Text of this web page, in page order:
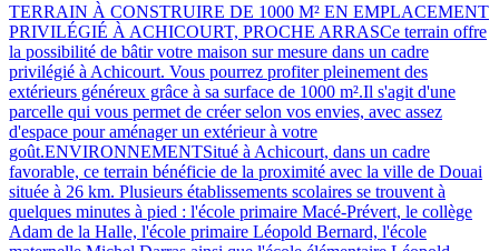
TERRAIN À CONSTRUIRE DE 1000 M² EN EMPLACEMENT
PRIVILÉGIÉ À ACHICOURT, PROCHE ARRASCe terrain offre
la possibilité de bâtir votre maison sur mesure dans un cadre
privilégié à Achicourt. Vous pourrez profiter pleinement des
extérieurs généreux grâce à sa surface de 1000 m².Il s'agit d'une
parcelle qui vous permet de créer selon vos envies, avec assez
d'espace pour aménager un extérieur à votre
goût.ENVIRONNEMENTSitué à Achicourt, dans un cadre
favorable, ce terrain bénéficie de la proximité avec la ville de Douai
située à 26 km. Plusieurs établissements scolaires se trouvent à
quelques minutes à pied : l'école primaire Macé-Prévert, le collège
Adam de la Halle, l'école primaire Léopold Bernard, l'école